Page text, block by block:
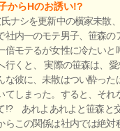
からHのお誘い!?
ナシを更新中の横家未散
社内一のモテ男子、笹森
倍モテるが女性に冷たい
行くと、 実際の笹森は、
な彼に、未散はつい酔っ
てしまった。すると、そ
!? あれよあれよと笹森と
この関係は社内では絶対